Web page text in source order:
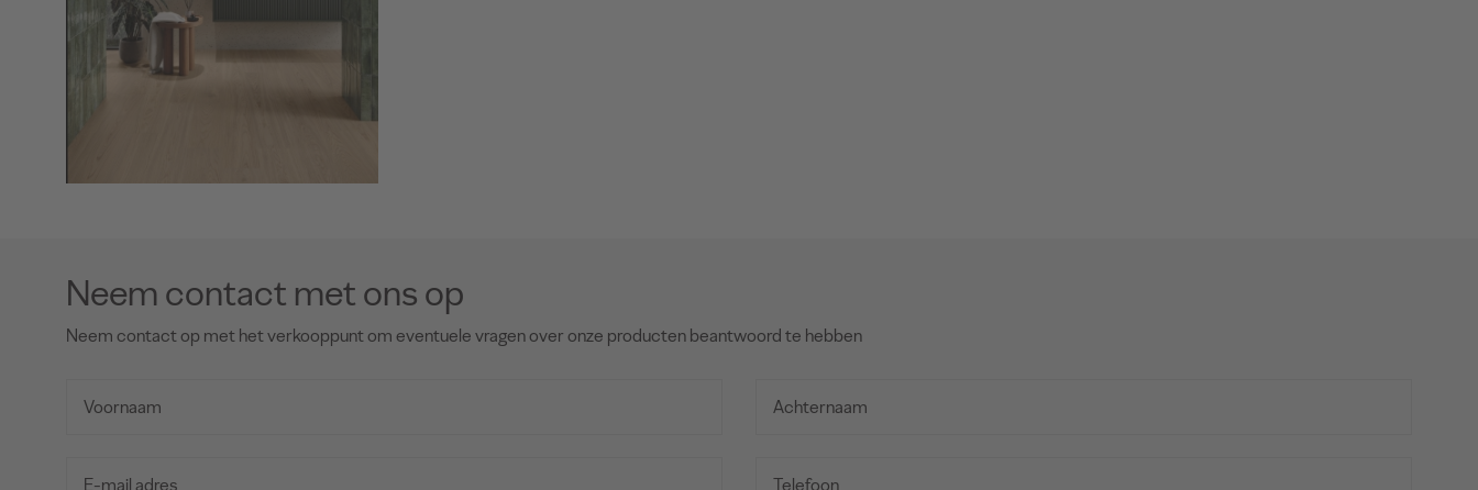
Neem contact met ons op
Neem contact op met het verkooppunt om eventuele vragen over onze producten beantwoord te hebben